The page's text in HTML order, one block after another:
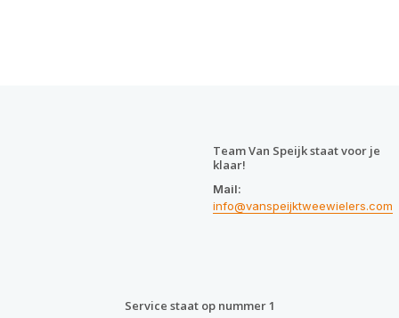
Team Van Speijk staat voor je
klaar!
Mail:
info@vanspeijktweewielers.com
Service staat op nummer 1